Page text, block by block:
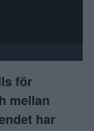
för
mellan
har